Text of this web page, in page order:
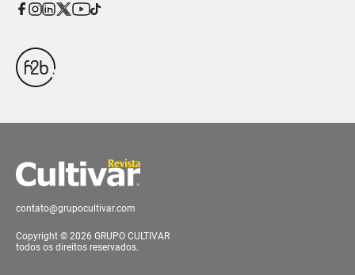
contato@grupocultivar.com
Copyright © 2026 GRUPO CULTIVAR
todos os direitos reservados.